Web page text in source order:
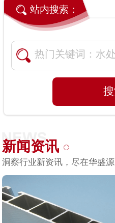
站内搜索：
新闻资讯
洞察行业新资讯，尽在华盛源